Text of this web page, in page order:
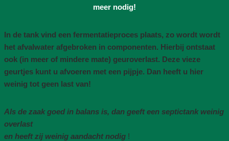
meer nodig!
In de tank vind een fermentatieproces plaats, zo wordt wordt
het afvalwater afgebroken in componenten. Hierbij ontstaat
ook (in meer of mindere mate) geuroverlast. Deze vieze
geurtjes kunt u afvoeren met een pijpje. Dan heeft u hier
weinig tot geen last van!
Als de zaak goed in balans is, dan geeft een septictank weinig
overlast
en heeft zij weinig aandacht nodig !